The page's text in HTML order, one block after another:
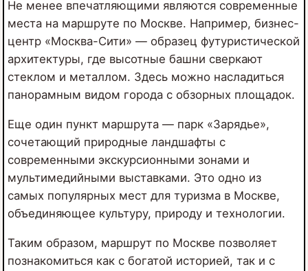
Не менее впечатляющими являются современные
места на маршруте по Москве. Например, бизнес-
центр «Москва-Сити» — образец футуристической
архитектуры, где высотные башни сверкают
стеклом и металлом. Здесь можно насладиться
панорамным видом города с обзорных площадок.
Еще один пункт маршрута — парк «Зарядье»,
сочетающий природные ландшафты с
современными экскурсионными зонами и
мультимедийными выставками. Это одно из
самых популярных мест для туризма в Москве,
объединяющее культуру, природу и технологии.
Таким образом, маршрут по Москве позволяет
познакомиться как с богатой историей, так и с